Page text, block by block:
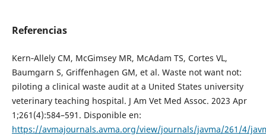
Referencias
Kern‑Allely CM, McGimsey MR, McAdam TS, Cortes VL,
Baumgarn S, Griffenhagen GM, et al. Waste not want not:
piloting a clinical waste audit at a United States university
veterinary teaching hospital. J Am Vet Med Assoc. 2023 Apr
1;261(4):584–591. Disponible en:
https://avmajournals.avma.org/view/journals/javma/261/4/